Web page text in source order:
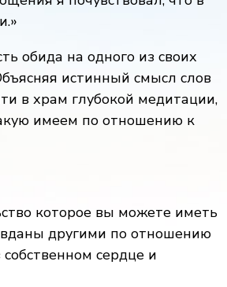
обида на одного из своих
истинный смысл слов
в храм глубокой медитации,
имеем по отношению к
которое вы можете иметь
другими по отношению
сердце и